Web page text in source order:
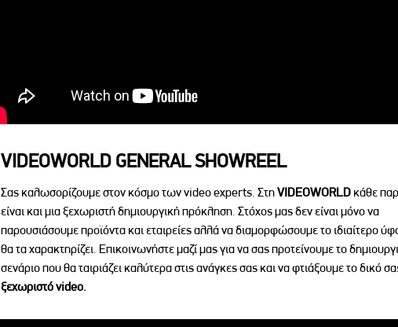
VIDEOWORLD GENERAL SHOWREEL
Σας καλωσορίζουμε στον κόσμο των video experts. ΣτηVIDEOWORLD κάθε
είναι και μια ξεχωριστή δημιουργική πρόκληση. Στόχος μας δεν είναι μόνο να
παρουσιάσουμε προϊόντα και εταιρείες αλλά να διαμορφώσουμε το ιδιαίτερο
θα τα χαρακτηρίζει. Επικοινωνήστε μαζί μας για να σας προτείνουμε το
σενάριο που θα ταιριάζει καλύτερα στις ανάγκες σας και να φτιάξουμε το δικό
ξεχωριστό videο.